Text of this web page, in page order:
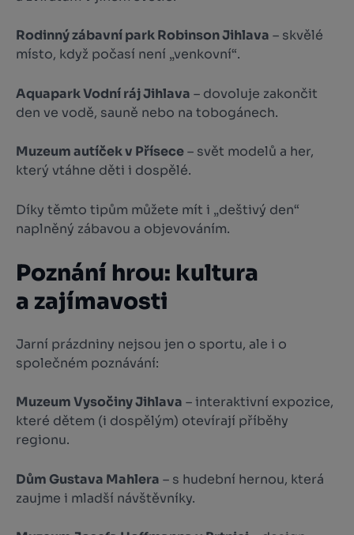
Rodinný zábavní park Robinson Jihlava – skvělé
místo, když počasí není „venkovní“.
Aquapark Vodní ráj Jihlava – dovoluje zakončit
den ve vodě, sauně nebo na tobogánech.
Muzeum autíček v Přísece– svět modelů a her,
který vtáhne děti i dospělé.
Díky těmto tipům můžete mít i „deštivý den“
naplněný zábavou a objevováním.
Poznání hrou: kultura
a zajímavosti
Jarní prázdniny nejsou jen o sportu, ale i o
společném poznávání:
Muzeum Vysočiny Jihlava – interaktivní expozice,
které dětem (i dospělým) otevírají příběhy
regionu.
Dům Gustava Mahlera – s hudební hernou, která
zaujme i mladší návštěvníky.